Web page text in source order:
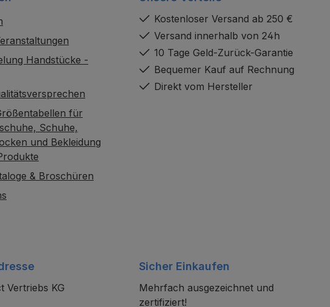
Handstücke -
für
Schuhe,
und Bekleidung
& Broschüren
Kostenloser Versand ab 250 €
Versand innerhalb von 24h
10 Tage Geld-Zurück-Garantie
Bequemer Kauf auf Rechnung
Direkt vom Hersteller
Vertriebs KG
Sicher Einkaufen
Mehrfach ausgezeichnet und
zertifiziert!